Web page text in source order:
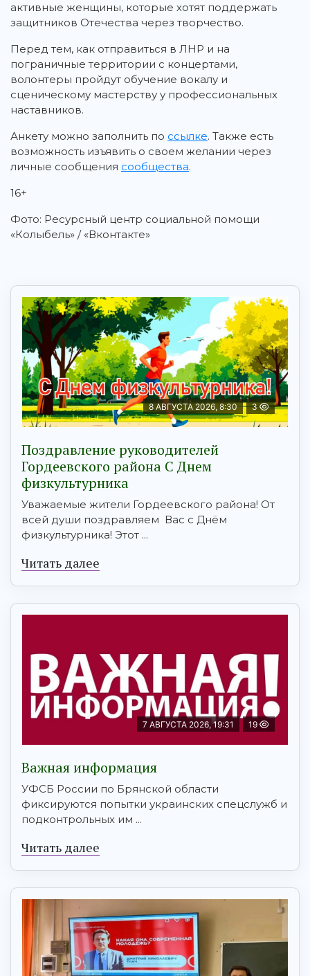
активные женщины, которые хотят поддержать
защитников Отечества через творчество.
Перед тем, как отправиться в ЛНР и на
пограничные территории с концертами,
волонтеры пройдут обучение вокалу и
сценическому мастерству у профессиональных
наставников.
Анкету можно заполнить по ссылке. Также есть
возможность изъявить о своем желании через
личные сообщения сообщества.
16+
Фото: Ресурсный центр социальной помощи
«Колыбель» / «Вконтакте»
8 АВГУСТА 2026, 8:30 3
Поздравление руководителей
Гордеевского района С Днем
физкультурника
Уважаемые жители Гордеевского района! От
всей души поздравляем Вас с Днём
физкультурника! Этот ...
Читать далее
7 АВГУСТА 2026, 19:31 19
Важная информация
УФСБ России по Брянской области
фиксируются попытки украинских спецслужб и
подконтрольных им ...
Читать далее